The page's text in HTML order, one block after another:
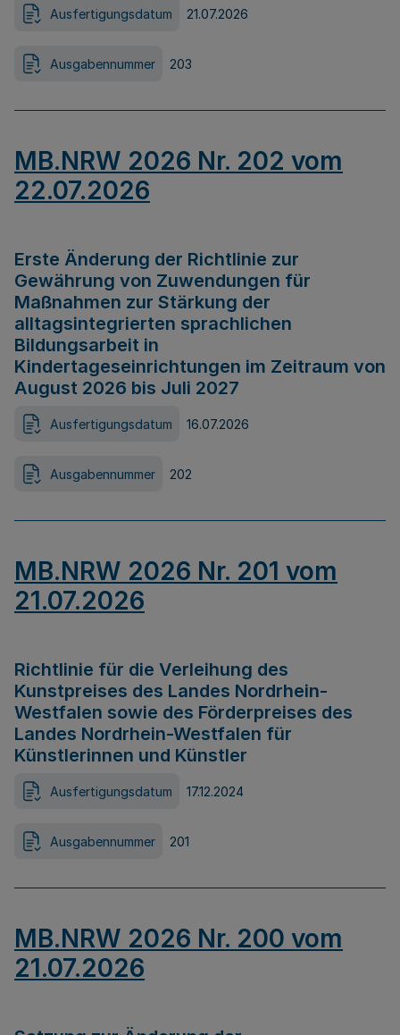
Ausfertigungsdatum 21.07.2026
Ausgabennummer 203
MB.NRW 2026 Nr. 202 vom
22.07.2026
Erste Änderung der Richtlinie zur
Gewährung von Zuwendungen für
Maßnahmen zur Stärkung der
alltagsintegrierten sprachlichen
Bildungsarbeit in
Kindertageseinrichtungen im Zeitraum von
August 2026 bis Juli 2027
Ausfertigungsdatum 16.07.2026
Ausgabennummer 202
MB.NRW 2026 Nr. 201 vom
21.07.2026
Richtlinie für die Verleihung des
Kunstpreises des Landes Nordrhein-
Westfalen sowie des Förderpreises des
Landes Nordrhein-Westfalen für
Künstlerinnen und Künstler
Ausfertigungsdatum 17.12.2024
Ausgabennummer 201
MB.NRW 2026 Nr. 200 vom
21.07.2026